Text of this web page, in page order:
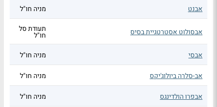
אבנט מניה חו"ל
אבסולוט אסטרטגיית בסיס תעודת סל
חו"ל
אבסי
מניה חו"ל
אב-סלרה ביולוג'יקס מניה חו"ל
אבפרו הולדינגס מניה חו"ל